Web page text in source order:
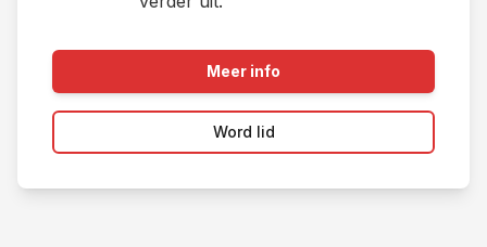
Meer info
Word lid